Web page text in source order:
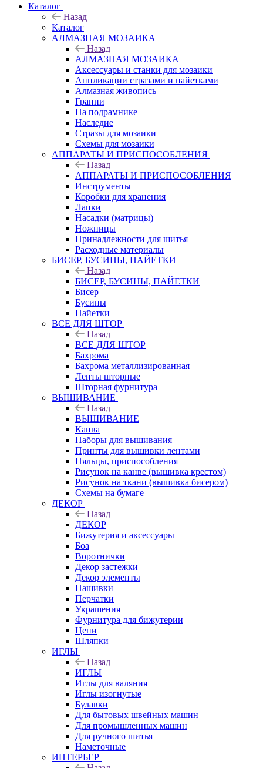
Каталог
Назад
Каталог
АЛМАЗНАЯ МОЗАИКА
Назад
АЛМАЗНАЯ МОЗАИКА
Аксессуары и станки для мозаики
Аппликации стразами и пайетками
Алмазная живопись
Гранни
На подрамнике
Наследие
Стразы для мозаики
Схемы для мозаики
АППАРАТЫ И ПРИСПОСОБЛЕНИЯ
Назад
АППАРАТЫ И ПРИСПОСОБЛЕНИЯ
Инструменты
Коробки для хранения
Лапки
Насадки (матрицы)
Ножницы
Принадлежности для шитья
Расходные материалы
БИСЕР, БУСИНЫ, ПАЙЕТКИ
Назад
БИСЕР, БУСИНЫ, ПАЙЕТКИ
Бисер
Бусины
Пайетки
ВСЕ ДЛЯ ШТОР
Назад
ВСЕ ДЛЯ ШТОР
Бахрома
Бахрома металлизированная
Ленты шторные
Шторная фурнитура
ВЫШИВАНИЕ
Назад
ВЫШИВАНИЕ
Канва
Наборы для вышивания
Принты для вышивки лентами
Пяльцы, приспособления
Рисунок на канве (вышивка крестом)
Рисунок на ткани (вышивка бисером)
Схемы на бумаге
ДЕКОР
Назад
ДЕКОР
Бижутерия и аксессуары
Боа
Воротнички
Декор застежки
Декор элементы
Нашивки
Перчатки
Украшения
Фурнитура для бижутерии
Цепи
Шляпки
ИГЛЫ
Назад
ИГЛЫ
Иглы для валяния
Иглы изогнутые
Булавки
Для бытовых швейных машин
Для промышленных машин
Для ручного шитья
Наметочные
ИНТЕРЬЕР